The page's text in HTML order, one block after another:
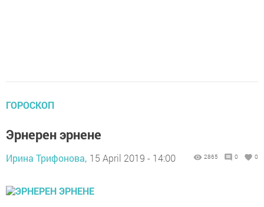
ГОРОСКОП
Эрнерен эрнене
Ирина Трифонова, 15 April 2019 - 14:00 2865 0 0